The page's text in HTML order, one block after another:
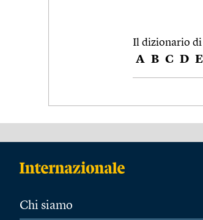
Il dizionario
A B C D E
Chi siamo